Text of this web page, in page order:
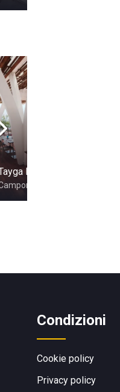
Beach
Lido
Condizioni
Cookie policy
Privacy policy